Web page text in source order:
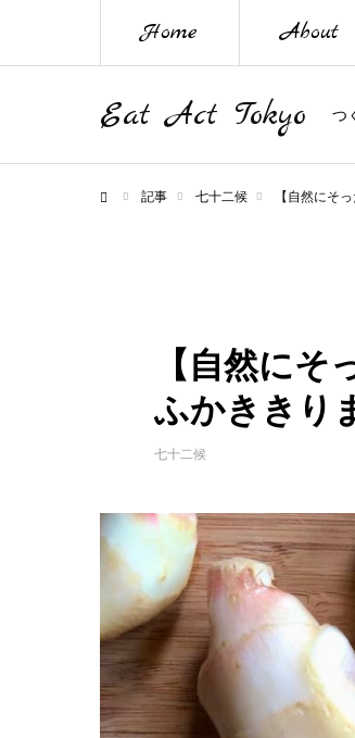
Eat Act Tokyo つ
Home About
記事 七十二候 【自然にそ
【自然に
ふかききり
七十二候